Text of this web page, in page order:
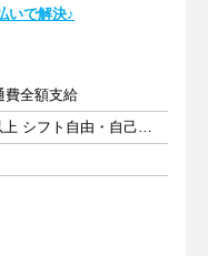
いで解決♪
費全額支給
週4日以上 1日8時間以上 シフト自由・自己申告